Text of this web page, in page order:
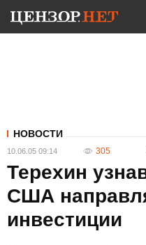
НОВОСТИ
10.06.05 09:14 305
Терехин
США
инвестиции